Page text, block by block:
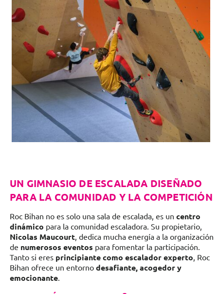
UN GIMNASIO DE ESCALADA DISEÑADO
PARA LA COMUNIDAD Y LA COMPETICIÓN
Roc Bihan no es solo una sala de escalada, es un centro
dinámico para la comunidad escaladora. Su propietario,
Nicolas Maucourt , dedica mucha energía a la organización
de numerosos eventos para fomentar la participación.
Tanto si eres principiante como escalador experto , Roc
Bihan ofrece un entorno desafiante, acogedor y
emocionante